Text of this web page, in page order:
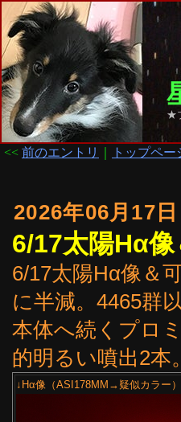
★
<< 前のエントリ トップペー
2026年06月17日
6/17太陽Hα
6/17太陽Hα像＆
に半減。4465群
本体へ続くプロ
的明るい噴出2本。
↓Hα像（ASI178MM→疑似カラー